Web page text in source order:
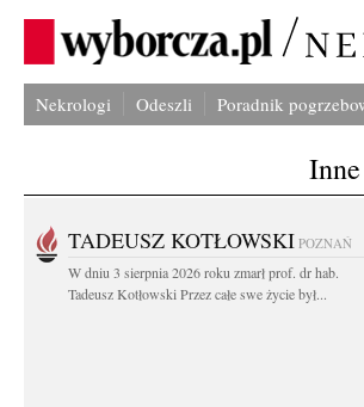
Nekrologi Odeszli Poradnik
TADEUSZ KOTŁOWSKI POZNAŃ
W dniu 3 sierpnia 2026 roku zmarł prof. dr hab.
Tadeusz Kotłowski Przez całe swe życie był...